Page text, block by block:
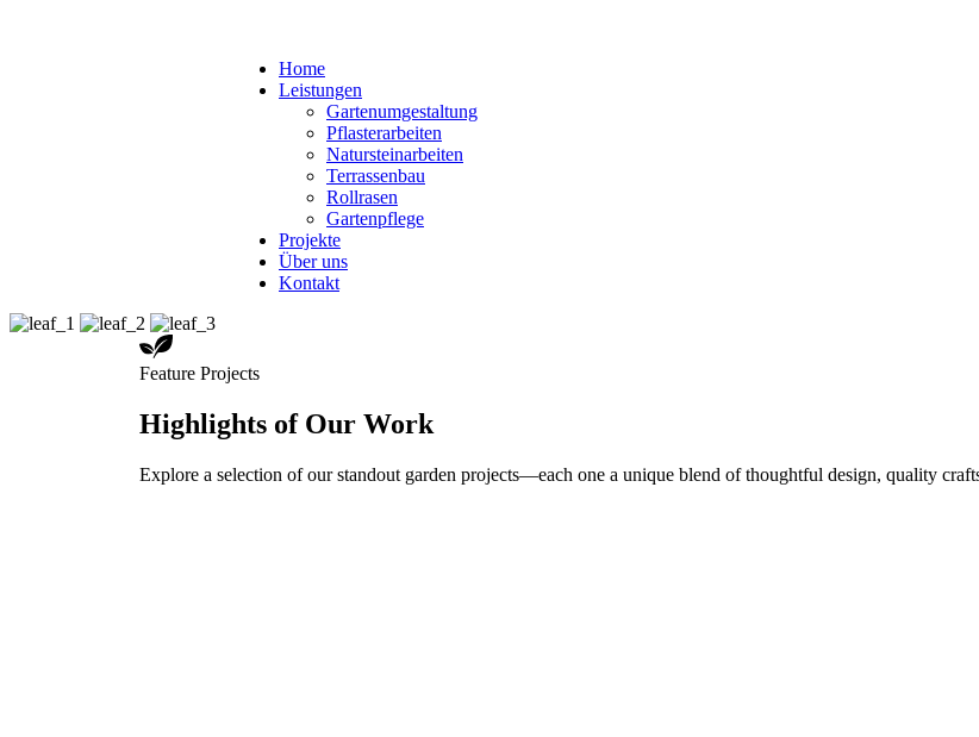
Home
Leistungen
Gartenumgestaltung
Pflasterarbeiten
Natursteinarbeiten
Terrassenbau
Rollrasen
Gartenpflege
Projekte
Über uns
Kontakt
Feature Projects
Highlights of Our Work
Explore a selection of our standout garden projects—each one a unique blend of thoughtful design, quality